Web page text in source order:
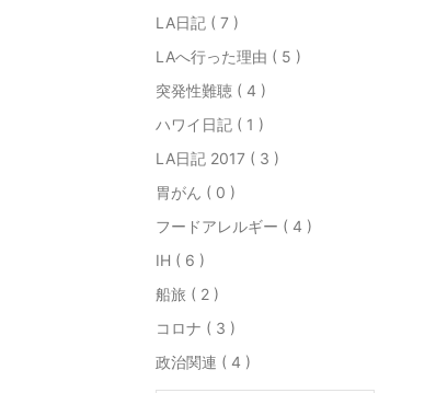
LA日記 ( 7 )
LAへ行った理由 ( 5 )
突発性難聴 ( 4 )
ハワイ日記 ( 1 )
LA日記 2017 ( 3 )
胃がん ( 0 )
フードアレルギー ( 4 )
IH ( 6 )
船旅 ( 2 )
コロナ ( 3 )
政治関連 ( 4 )